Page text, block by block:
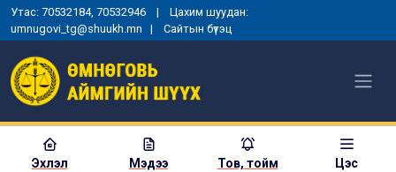
Утас: 70532184, 70532946 | Цахим шуудан:
umnugovi_tg@shuukh.mn | Сайтын бүтэц
Эхлэл Мэдээ Тов, тойм Цэс